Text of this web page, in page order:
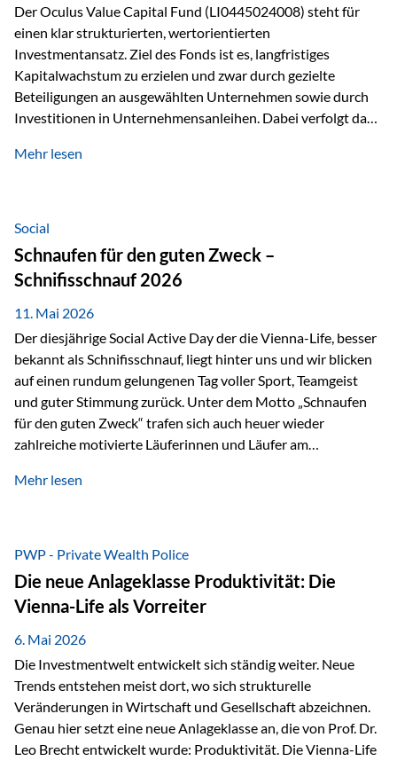
Der Oculus Value Capital Fund (LI0445024008) steht für
einen klar strukturierten, wertorientierten
Investmentansatz. Ziel des Fonds ist es, langfristiges
Kapitalwachstum zu erzielen und zwar durch gezielte
Beteiligungen an ausgewählten Unternehmen sowie durch
Investitionen in Unternehmensanleihen. Dabei verfolgt das
Marktbewegungen stehen im Fokus, sondern die
innerhalb der Private Wealth Police der Vienna-Life steht
der Oculus Value Capital Fund für einen langfristig
orientierten Value-Investing-Ansatz mit Fokus auf
fundamentale Unternehmensanalyse und nachhaltige
Wertentwicklung. Der Investmentansatz: Value Investing
mit Weitblick Im Zentrum steht ein…
Mehr lesen
Social
Schnaufen für den guten Zweck –
Schnifisschnauf 2026
11. Mai 2026
Der diesjährige Social Active Day der die Vienna-Life, besser
bekannt als Schnifisschnauf, liegt hinter uns und wir blicken
auf einen rundum gelungenen Tag voller Sport, Teamgeist
und guter Stimmung zurück. Unter dem Motto „Schnaufen
für den guten Zweck“ trafen sich auch heuer wieder
zahlreiche motivierte Läuferinnen und Läufer am
Höchstleistungen für einen guten Zweck zu erbringen. Mit
Mäder gesammelt werden konnten. Die anspruchsvolle
Strecke mit rund 4,8 Kilometern und 680 Höhenmetern
stellte die Teilnehmerinnen und Teilnehmer vor eine
sportliche Herausforderung. Doch…
Mehr lesen
PWP - Private Wealth Police
Die neue Anlageklasse Produktivität: Die
Vienna-Life als Vorreiter
6. Mai 2026
Die Investmentwelt entwickelt sich ständig weiter. Neue
Trends entstehen meist dort, wo sich strukturelle
Veränderungen in Wirtschaft und Gesellschaft abzeichnen.
Genau hier setzt eine neue Anlageklasse an, die von Prof. Dr.
Leo Brecht entwickelt wurde: Produktivität. Die Vienna-Life